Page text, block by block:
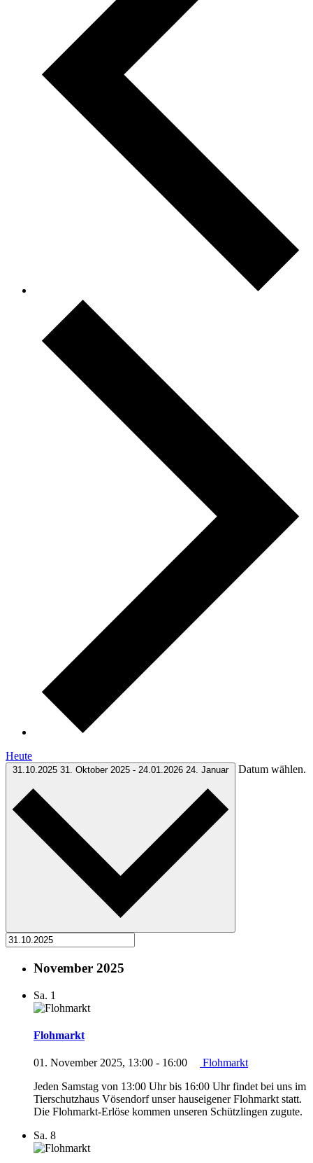
Heute
31.10.2025 31. Oktober 2025 - 24.01.2026 24. Januar Datum wählen.
November 2025
Sa. 1
Flohmarkt
01. November 2025, 13:00 - 16:00
Flohmarkt
Jeden Samstag von 13:00 Uhr bis 16:00 Uhr findet bei uns im
Tierschutzhaus Vösendorf unser hauseigener Flohmarkt statt.
Die Flohmarkt-Erlöse kommen unseren Schützlingen zugute.
Sa. 8